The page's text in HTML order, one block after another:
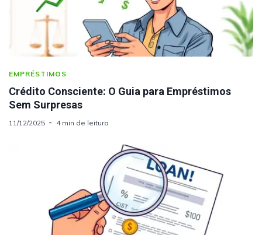
EMPRÉSTIMOS
Crédito Consciente: O Guia para Empréstimos
Sem Surpresas
11/12/2025 4 min de leitura